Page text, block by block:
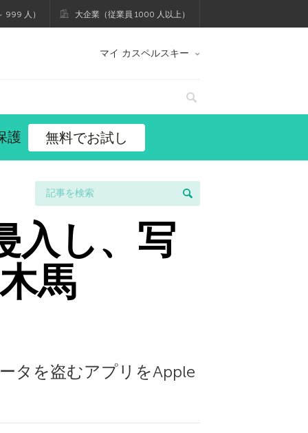
999 人） 大企業（従業員 1000 人以上）
マイ カスペルスキー
護 無料でお試し
入し、写
馬
タを盗むアプリをApple